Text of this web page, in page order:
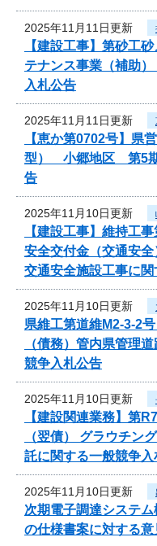
2025年11月11日更新
【建設工事】第砂
テナンス事業（補助
入札公告
2025年11月11日更新
【恵か第0702号】県
型） 小郷地区 第5期
告
2025年11月10日更新
【建設工事】維持工
安全交付金（交通安
交通安全施設工事に
2025年11月10日更新
県維工第道維M2-3-2
（債務）管内県管理
競争入札公告
2025年11月10日更新
【建設関連業務】第
（翌債） グラウチン
託に関する一般競争入
2025年11月10日更新
次期電子調達システ
の仕様書案に対する